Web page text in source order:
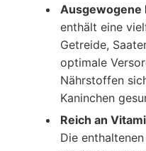
Ausgewogene
enthält eine
Getreide,
optimale
Nährstoffen
Kaninchen
Reich an
Die